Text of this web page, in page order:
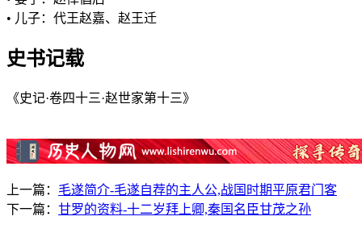
• 儿子：代王赵嘉、赵王迁
史书记载
《史记·卷四十三·赵世家第十三》
上一篇： 毛遂简介-毛遂自荐的主人公,战国时期平原君门客
下一篇： 甘罗的资料-十二岁拜上卿,秦国名臣甘茂之孙